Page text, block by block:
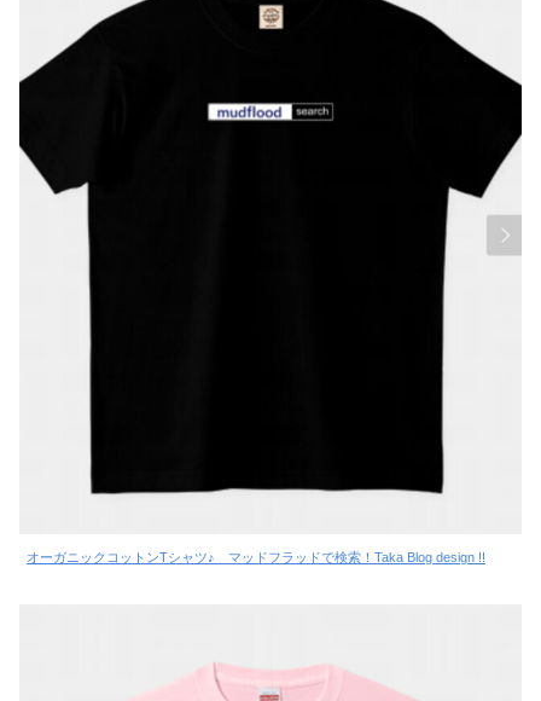
オーガニックコットンTシャツ♪ マッドフラッドで検索！Taka Blog design !!